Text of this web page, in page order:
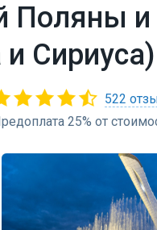
Поляны
Сириуса)
522
25% от